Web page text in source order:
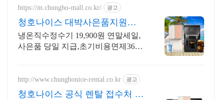
https://m.chungho-mall.co.kr/ 광고
청호나이스 대박사은품지원센
터 렌탈료 반값 상품권 당일지급
냉온직수정수기 19,900원 연말세일,
사은품 당일 지급,초기비용면제365
초기비용0원
http://www.chunghonice-rental.co.kr 광고
청호나이스 공식 렌탈 접수처 렌